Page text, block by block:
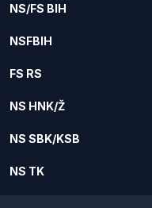
NS/FS BIH
NSFBIH
FS RS
NS HNK/Ž
NS SBK/KSB
NS TK